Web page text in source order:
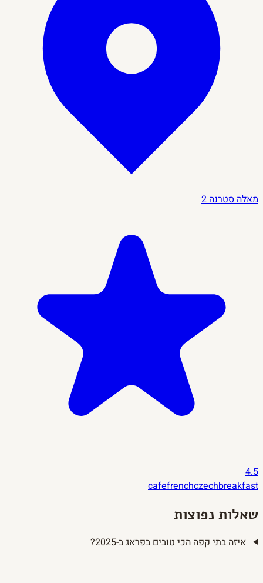
מאלה סטרנה 2
4.5
cafefrenchczechbreakfast
שאלות נפוצות
איזה בתי קפה הכי טובים בפראג ב-2025?